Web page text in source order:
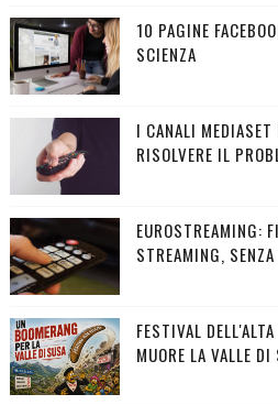
10 PAGINE
SCIENZA
I CANALI MEDIASET
RISOLVERE IL
EUROSTREAMING:
STREAMING,
FESTIVAL
MUORE LA VALLE DI